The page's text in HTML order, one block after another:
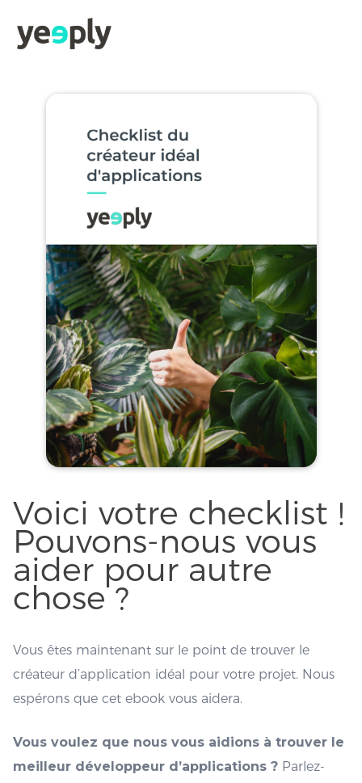
Voici votre checklist !
Pouvons-nous vous
aider pour autre
chose ?
Vous êtes maintenant sur le point de trouver le
créateur d’application idéal pour votre projet. Nous
espérons que cet ebook vous aidera.
Vous voulez que nous vous aidions à trouver le
meilleur développeur d’applications ? Parlez-